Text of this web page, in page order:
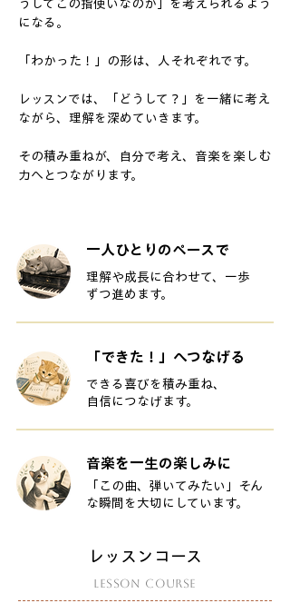
うしてこの指使いなのか」を考えられるよう
になる。
「わかった！」の形は、人それぞれです。
レッスンでは、「どうして？」を一緒に考え
ながら、理解を深めていきます。
​その積み重ねが、自分で考え、音楽を楽しむ
力へとつながります。
​一人ひとりのペースで
理解や成長に合わせて、一歩
ずつ進めます。
「できた！」へつなげる
できる喜びを積み重ね、
自信につなげます。
音楽を一生の楽しみに
「この曲、弾いてみたい」そん
な瞬間を大切にしています。
レッスンコース
​Lesson course